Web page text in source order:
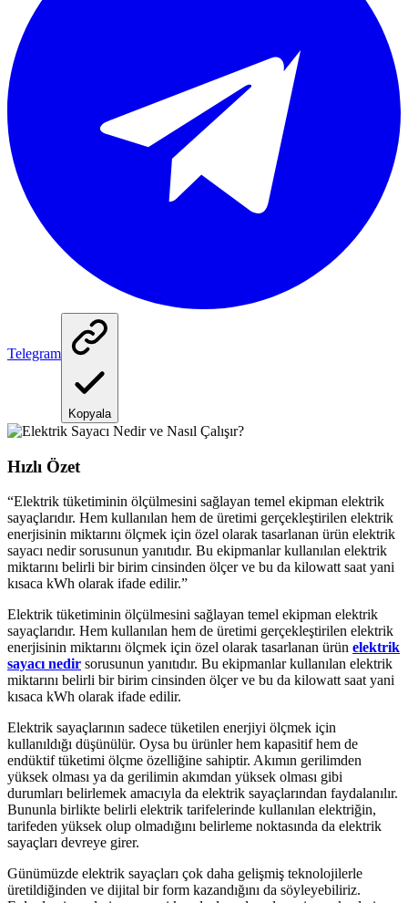
Telegram
Kopyala
Hızlı Özet
“Elektrik tüketiminin ölçülmesini sağlayan temel ekipman elektrik
sayaçlarıdır. Hem kullanılan hem de üretimi gerçekleştirilen elektrik
enerjisinin miktarını ölçmek için özel olarak tasarlanan ürün elektrik
sayacı nedir sorusunun yanıtıdır. Bu ekipmanlar kullanılan elektrik
miktarını belirli bir birim cinsinden ölçer ve bu da kilowatt saat yani
kısaca kWh olarak ifade edilir.”
Elektrik tüketiminin ölçülmesini sağlayan temel ekipman elektrik
sayaçlarıdır. Hem kullanılan hem de üretimi gerçekleştirilen elektrik
enerjisinin miktarını ölçmek için özel olarak tasarlanan ürün elektrik
sayacı nedir sorusunun yanıtıdır. Bu ekipmanlar kullanılan elektrik
miktarını belirli bir birim cinsinden ölçer ve bu da kilowatt saat yani
kısaca kWh olarak ifade edilir.
Elektrik sayaçlarının sadece tüketilen enerjiyi ölçmek için
kullanıldığı düşünülür. Oysa bu ürünler hem kapasitif hem de
endüktif tüketimi ölçme özelliğine sahiptir. Akımın gerilimden
yüksek olması ya da gerilimin akımdan yüksek olması gibi
durumları belirlemek amacıyla da elektrik sayaçlarından faydalanılır.
Bununla birlikte belirli elektrik tarifelerinde kullanılan elektriğin,
tarifeden yüksek olup olmadığını belirleme noktasında da elektrik
sayaçları devreye girer.
Günümüzde elektrik sayaçları çok daha gelişmiş teknolojilerle
üretildiğinden ve dijital bir form kazandığını da söyleyebiliriz.